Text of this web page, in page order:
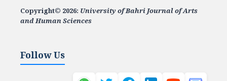
Copyright© 2026: University of Bahri Journal of Arts
and Human Sciences
Follow Us